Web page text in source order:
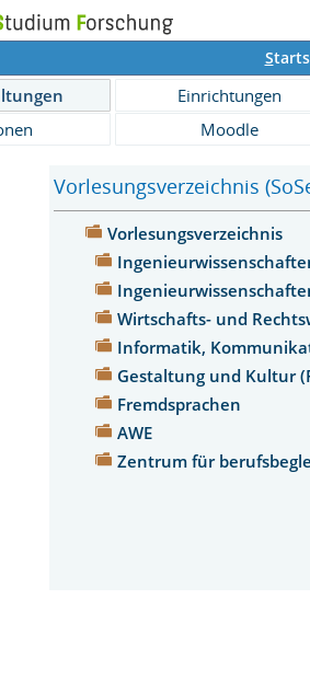
S
Einrichtungen
Moodle
Vorlesungsverzeichnis
Vorlesungsverzeichnis
Wirtschafts- und
Informatik,
Gestaltung und Kultur
Fremdsprachen
AWE
Zentrum für